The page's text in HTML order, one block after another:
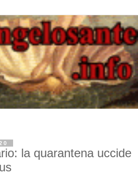
la quarantena uccide